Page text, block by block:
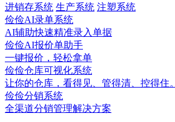
进销存系统 生产系统 注塑系统
俭俭AI录单系统
AI辅助快速精准录入单据
俭俭AI报价单助手
一键报价，轻松拿单
俭俭仓库可视化系统
让你的仓库，看得见、管得清、控得住。
俭俭分销系统
全渠道分销管理解决方案